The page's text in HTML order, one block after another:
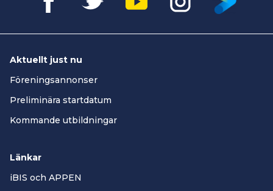
Aktuellt just nu
Föreningsannonser
Preliminära startdatum
Kommande utbildningar
Länkar
iBIS och APPEN